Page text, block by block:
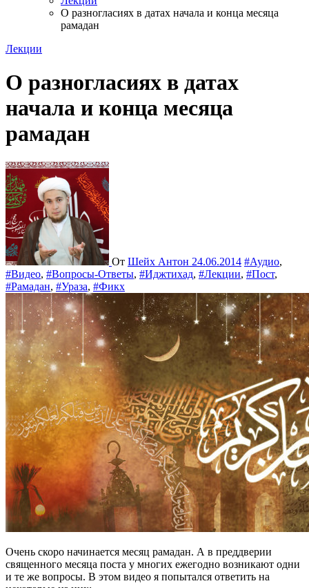
О разногласиях в датах начала и конца месяца
рамадан
Лекции
О разногласиях в датах
начала и конца месяца
рамадан
От Шейх Антон 24.06.2014 #Аудио,
#Видео, #Вопросы-Ответы, #Иджтихад, #Лекции, #Пост,
#Рамадан, #Ураза, #Фикх
Очень скоро начинается месяц рамадан. А в преддверии
священного месяца поста у многих ежегодно возникают одни
и те же вопросы. В этом видео я попытался ответить на